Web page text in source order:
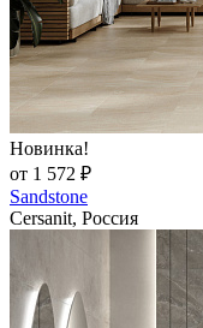
Новинка!
от 1 572 ₽
Sandstone
Cersanit, Россия